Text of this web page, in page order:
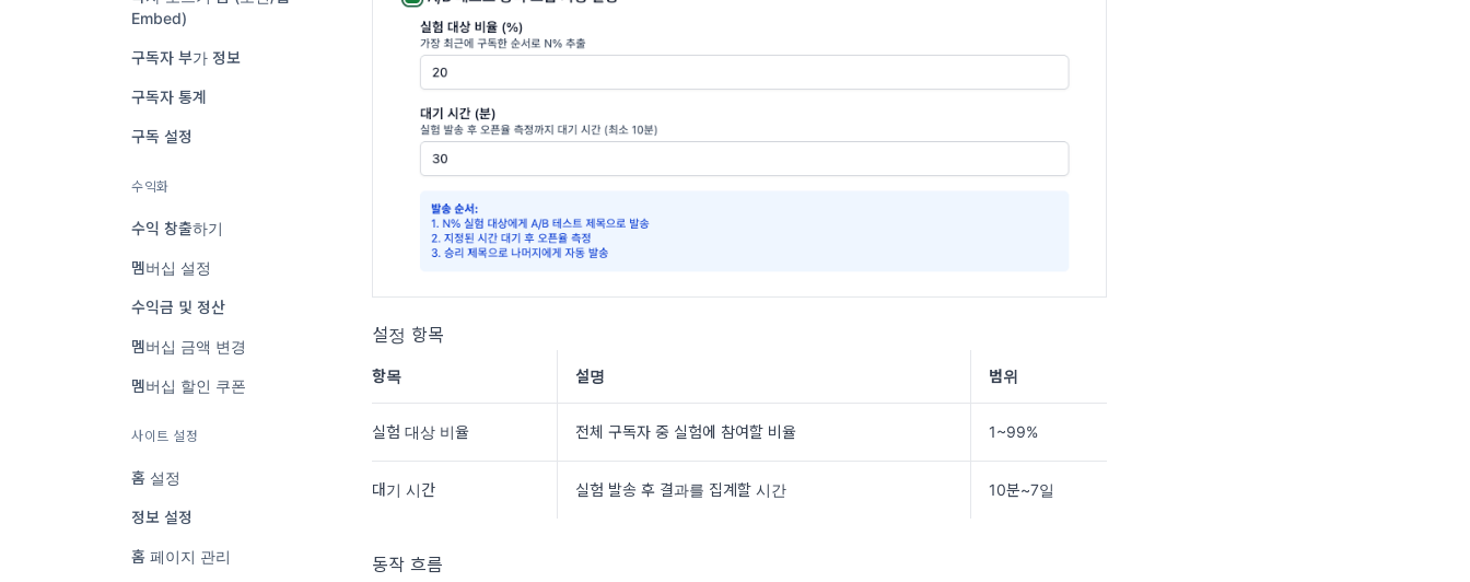
Embed)
구독자 부가 정보
구독자 통계
구독 설정
수익화
수익 창출하기
멤버십 설정
수익금 및 정산
멤버십 금액 변경
멤버십 할인 쿠폰
사이트 설정
홈 설정
정보 설정
홈 페이지 관리
설정 항목
항목 설명 범위
실험 대상 비율 전체 구독자 중 실험에 참여할 비율 1~99%
대기 시간 실험 발송 후 결과를 집계할 시간 10분~7일
동작 흐름